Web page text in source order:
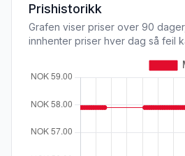
Prishistorikk
Grafen viser priser over 90
innhenter priser hver dag så feil